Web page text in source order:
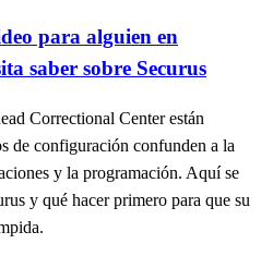
para alguien en
saber sobre Securus
Correctional Center están
de configuración confunden a la
y la programación. Aquí se
y qué hacer primero para que su